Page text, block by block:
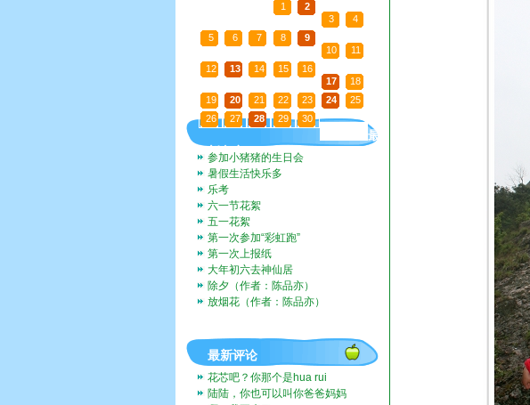
1
2
3
4
5
6 7 8
9
10
11
12
13 14 15
16
17
18
19
20 21 22 23 24
25
26
27 28 29
30
最
新文章
参加小猪猪的生日会
暑假生活快乐多
乐考
六一节花絮
五一花絮
第一次参加“彩虹跑”
第一次上报纸
大年初六去神仙居
除夕（作者：陈品亦）
放烟花（作者：陈品亦）
最新评论
花芯吧？你那个是hua rui
陆陆，你也可以叫你爸爸妈妈